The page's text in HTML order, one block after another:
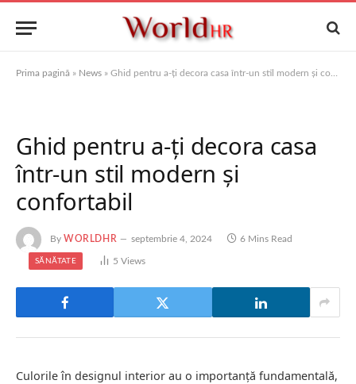
Prima pagină » News » Ghid pentru a-ți decora casa într-un stil modern și confortabil
Ghid pentru a-ți decora casa
într-un stil modern și
confortabil
By WORLDHR septembrie 4, 2024 6 Mins Read
SĂNĂTATE 5Views
Culorile în designul interior au o importanță fundamentală,